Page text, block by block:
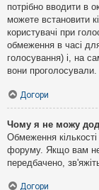
потрібно вводити в
можете встановити
користувачі при
обмеження в часі
голосування) і, на
вони проголосували.
Догори
Чому я не можу
Обмеження кількості
форуму. Якщо вам
передбачено,
Догори